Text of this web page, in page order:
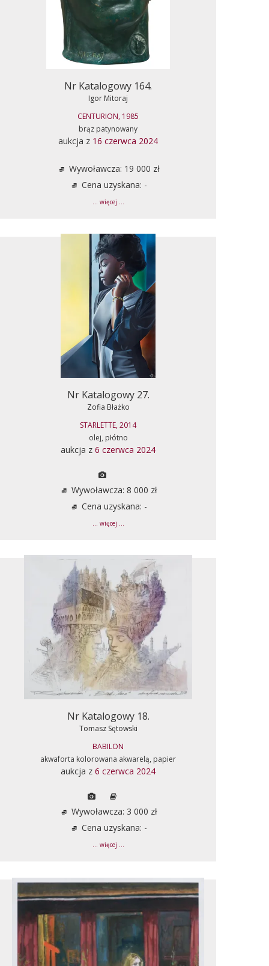
Nr Katalogowy 164.
Igor Mitoraj
CENTURION, 1985
brąz patynowany
aukcja z 16 czerwca 2024
Wywoławcza: 19 000 zł
Cena uzyskana: -
... więcej ...
Nr Katalogowy 27.
Zofia Błażko
STARLETTE, 2014
olej, płótno
aukcja z 6 czerwca 2024
Wywoławcza: 8 000 zł
Cena uzyskana: -
... więcej ...
Nr Katalogowy 18.
Tomasz Sętowski
BABILON
akwaforta kolorowana akwarelą, papier
aukcja z 6 czerwca 2024
Wywoławcza: 3 000 zł
Cena uzyskana: -
... więcej ...